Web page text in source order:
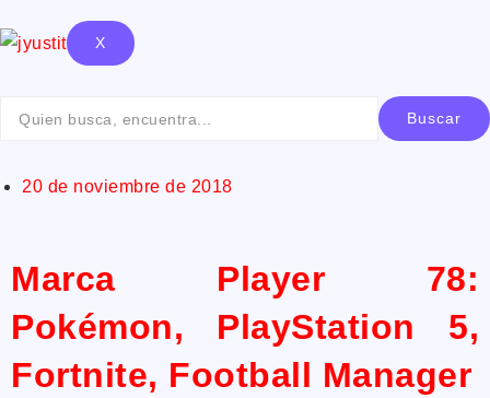
X
Buscar
20 de noviembre de 2018
Marca Player 78:
Pokémon, PlayStation 5,
Fortnite, Football Manager